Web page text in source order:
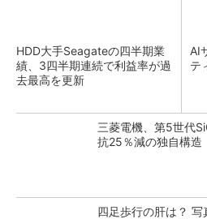
HDD大手Seagateの四半期業
績、3四半期連続で利益率が過
去最高を更新
AI
テ
三菱電機、第5世代
抗25％減の独自構造
四足歩行の肝は？